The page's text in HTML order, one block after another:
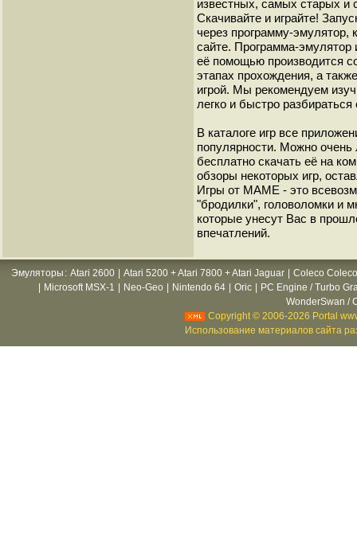
известных, самых старых
Скачивайте и играйте!
через программу-эмулятор,
сайте. Программа-
её помощью производится
этапах прохождения, а
игрой. Мы рекомендуем
легко и быстро
В каталоге игр все
популярности. Можно очень
бесплатно скачать её на
обзоры некоторых игр,
Игры от МАМЕ - это
"бродилки", головоломки и
которые унесут Вас в
впечатлений.
Эмуляторы : Atari 2600 Atari 5200 + Atari 7800 + Atari Jaguar
Coleco
Microsoft MSX-1 Neo-Geo Nintendo 64 Oric
PC Engine / Turbo
WonderSwan /
Copyright © 2006-2026 Portal
Использование материалов сайта